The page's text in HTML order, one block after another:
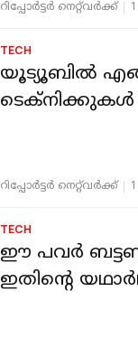
റിപ്പോർട്ടർ നെറ്റ്‌വര്‍ക്ക്‌
TECH
യൂട്യൂബില്‍
റിപ്പോർട്ടർ നെറ്റ്‌വര്‍ക്ക്‌
TECH
ഈ പവര്‍
ഇതിന്റെ